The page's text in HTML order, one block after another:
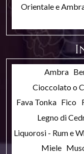
Orientale e
Ambra
Cioccolato o
Fava Tonka Fico
Legno di
Liquorosi - Rum e
Miele